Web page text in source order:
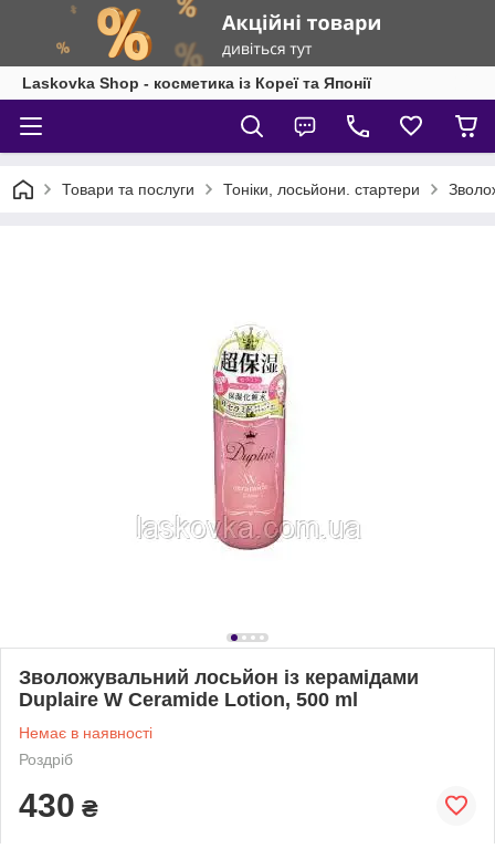
Laskovka Shop - косметика із Кореї та Японії
Товари та послуги Тоніки, лосьйони. стартери
Зволожувальний лосьйон із керамідами
Duplaire W Ceramide Lotion, 500 ml
Немає в наявності
Роздріб
430 ₴